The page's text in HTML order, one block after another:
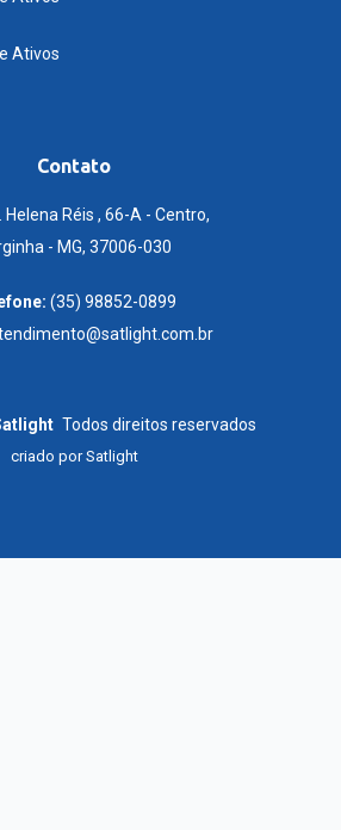
Ativos
Contato
Helena Réis , 66-A - Centro,
- MG, 37006-030
(35) 98852-0899
Todos direitos reservados
criado porSatlight